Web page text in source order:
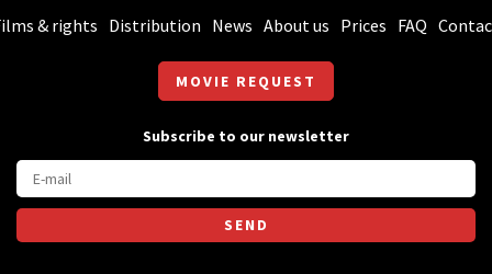
& rights Distribution News About us Prices FAQ
MOVIE REQUEST
Subscribe to our newsletter